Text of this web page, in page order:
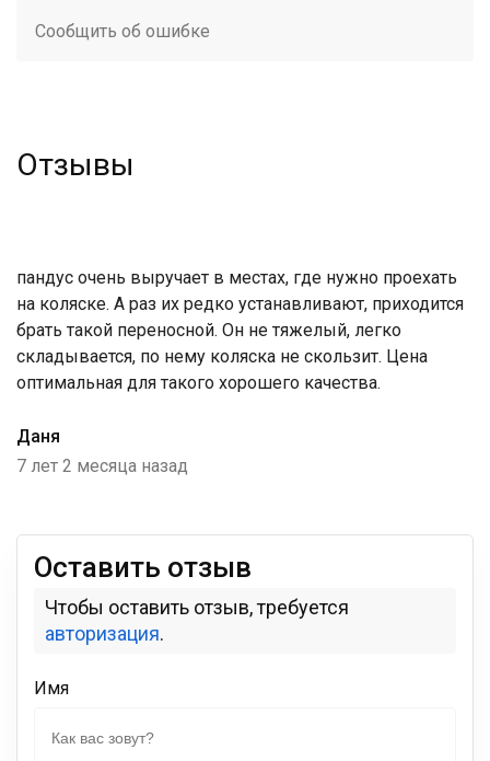
Сообщить об ошибке
Отзывы
пандус очень выручает в местах, где нужно проехать
на коляске. А раз их редко устанавливают, приходится
брать такой переносной. Он не тяжелый, легко
складывается, по нему коляска не скользит. Цена
оптимальная для такого хорошего качества.
Даня
7 лет 2 месяца назад
Оставить отзыв
Чтобы оставить отзыв, требуется
авторизация.
Имя